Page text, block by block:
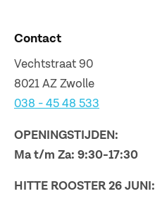
Contact
Vechtstraat 90
8021 AZ Zwolle
038 - 45 48 533
OPENINGSTIJDEN:
Ma t/m Za: 9:30-17:30
HITTE ROOSTER 26 JUNI: